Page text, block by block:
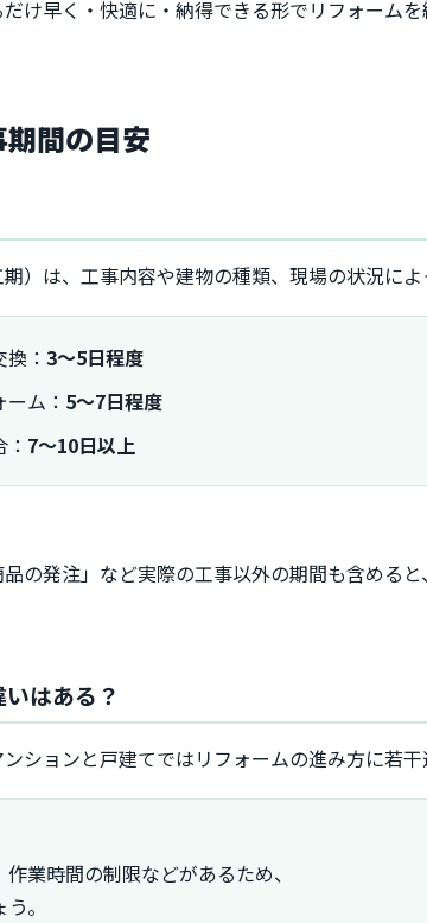
け早く・快適に・納得できる形でリフォームを
間の目安
）は、工事内容や建物の種類、現場の状況によ
： 3〜5日程度
ム： 5〜7日程度
7〜10日以上
の発注」など実際の工事以外の期間も含める
はある？
ションと戸建てではリフォームの進み方に若干
業時間の制限などがあるため、
。